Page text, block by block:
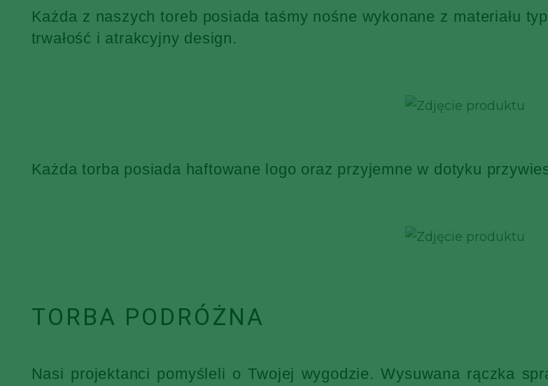
Każda z naszych toreb posiada taśmy nośne wykonane z materiału
trwałość i atrakcyjny design.
Każda torba posiada haftowane logo oraz przyjemne w dotyku
TORBA PODRÓŻNA
Nasi projektanci pomyśleli o Twojej wygodzie. Wysuwana rączka